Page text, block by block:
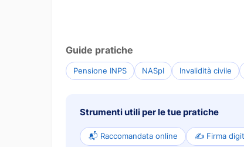
Guide pratiche
Pensione INPS NASpI Invalidità civile
Strumenti utili per le tue pratiche
📬 Raccomandata online ✍️ Firma